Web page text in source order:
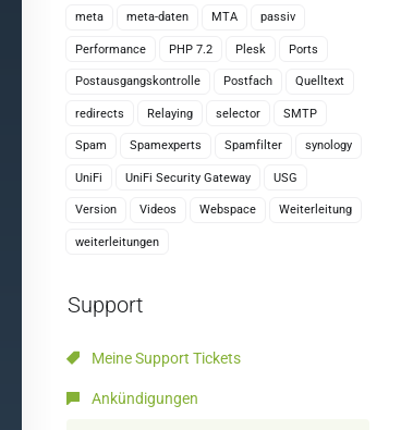
meta meta-daten MTA passiv
Performance PHP 7.2 Plesk Ports
Postausgangskontrolle Postfach Quelltext
redirects Relaying selector SMTP
Spam Spamexperts Spamfilter synology
UniFi UniFi Security Gateway USG
Version Videos Webspace Weiterleitung
weiterleitungen
Support
Meine Support Tickets
Ankündigungen